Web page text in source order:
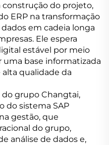
construção do projeto,
ERP na transformação
em cadeia longa
Ele espera
estável por meio
base informatizada
qualidade da
grupo Changtai,
do sistema SAP
gestão, que
do grupo,
análise de dados e,